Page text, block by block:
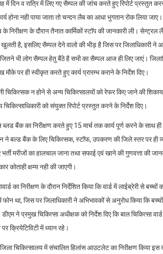
में दिन व रात्रि में लिए गए सैम्पल की जांच करते हुए रिपोर्ट प्रस्तुत
होना नही पाया जाता तो चन्दन लैब का आधा भुगतान रोक लिया जाए।
निरीक्षण के दौरान तैनात कार्मिकों स्टॉप की जानकारी ली।
है, इसलिए सैम्पल देने वालो की भीड़ है जिस पर
जितने भी लोग सैम्पल हेतु बैंठे है सभी का सैम्पल आज ही लिए जाएं।
पर ही स्वीकृत करते हुए कार्य प्रारम्भ कराने के निर्देश दिए।
चिकित्सक न होने से अन्य चिकित्सालयों को रेफर किए जाने की
को संयुक्त रिपोर्ट प्रस्तुत करने के निर्देश दिए।
ब्लड बैंक का निरीक्षण करते हुए 15 मार्च तक कार्य पूर्ण करने के साथ
ने बल्ड बैंक के लिए चिकित्सक, स्टॉफ, उपकरण की जिले स्तर पर ही
भर्ती मरीजों का हालचाल जाना तथा सफाई एवं खाने की गुणवत्ता की
कोताही क्षम्य नही की जाएगी।
का निरीक्षण के दौरान निर्देशित किया कि वार्ड में लाईब्रेरी से
था, जिस पर जिलाधिकारी ने अभिभावकों से अनुरोध किया कि
ने प्रमुख चिकित्सा अधीक्षक को निर्देश दिए कि बाल चिकित्सा
क्रियेटिविटी में ध्यान रहे।
जिला चिकित्सालय में संचालित हिलांस आउटलेट का निरीक्षण किया इस